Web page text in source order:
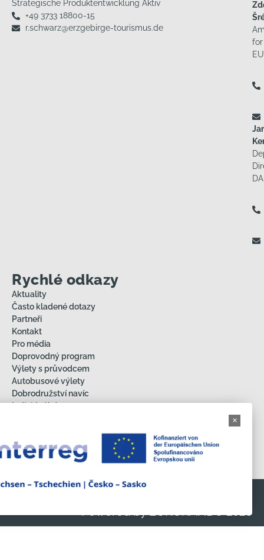
Strategische Produktentwicklung Aktiv
+49 3733 18800-15
r.schwarz@erzgebirge-tourismus.de
for
Rychlé odkazy
Aktuality
Často kladené dotazy
Partneři
Kontakt
Pro média
Doprovodný program
Výlety s průvodcem
Autobusové výlety
Dobrodružství navíc
Individuální trasy
O projektu
Copyright © 2026 EURORANDO 2026 |
Powered by EURORANDO 2026